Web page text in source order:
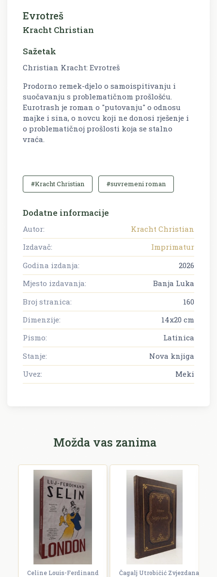
Evrotreš
Kracht Christian
Sažetak
Christian Kracht: Evrotreš
Prodorno remek-djelo o samoispitivanju i
suočavanju s problematičnom prošlošću.
Eurotrash je roman o "putovanju" o odnosu
majke i sina, o novcu koji ne donosi rješenje i
o problematičnoj prošlosti koja se stalno
vraća.
#Kracht Christian #suvremeni roman
Dodatne informacije
Autor:
Kracht Christian
Izdavač:
Imprimatur
Godina izdanja:
2026
Mjesto izdavanja:
Banja Luka
Broj stranica:
160
Dimenzije:
14x20 cm
Pismo:
Latinica
Stanje:
Nova knjiga
Uvez:
Meki
Možda vas zanima
Celine Louis-Ferdinand Čagalj Utrobičić Zvjezdana